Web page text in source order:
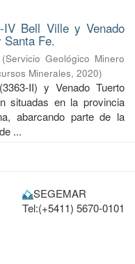
IV Bell Ville y Venado
Fe.
(Servicio Geológico Minero
Minerales, 2020)
II) y Venado Tuerto
situadas en la provincia
abarcando parte de la
...
SEGEMAR
Tel:(+5411) 5670-0101